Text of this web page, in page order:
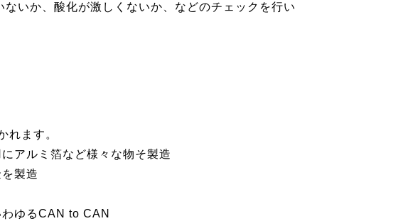
いか、酸化が激しくないか、などのチェックを行い
れます。
アルミ箔など様々な物そ製造
製造
ゆるCAN to CAN